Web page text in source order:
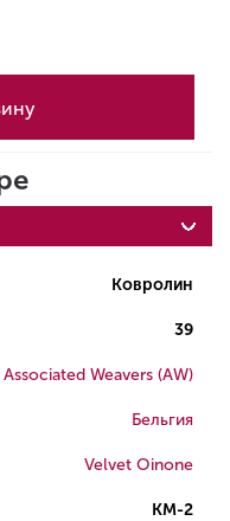
Ковролин
39
Associated Weavers (AW)
Бельгия
Velvet Oinone
КМ-2